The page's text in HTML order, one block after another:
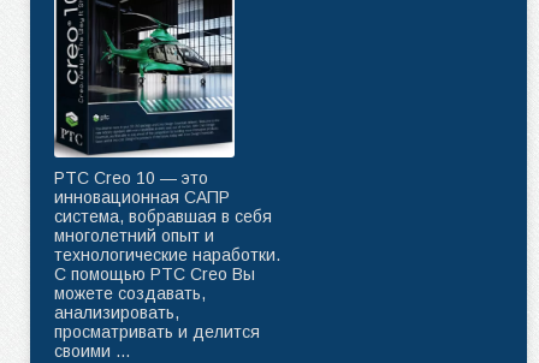
PTC Creo 10 — это
инновационная САПР
система, вобравшая в себя
многолетний опыт и
технологические наработки.
C помощью PTC Creo Вы
можете создавать,
анализировать,
просматривать и делится
своими ...